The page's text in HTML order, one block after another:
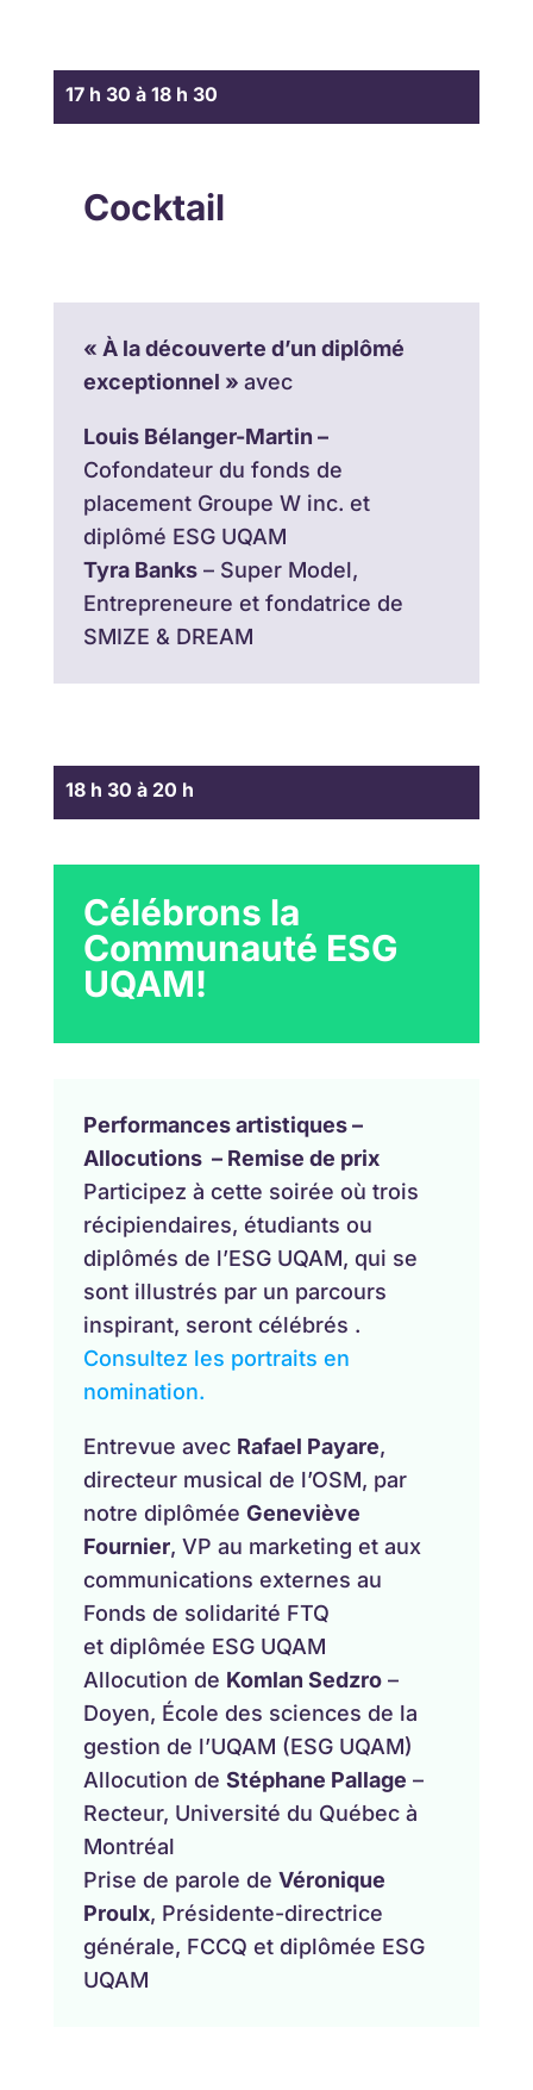
17 h 30 à 18 h 30
Cocktail
« À la découverte d’un diplômé
exceptionnel » avec
Louis Bélanger-Martin –
Cofondateur du fonds de
placement Groupe W inc. et
diplômé ESG UQAM
Tyra Banks– Super Model,
Entrepreneure etfondatrice de
SMIZE & DREAM
18 h 30 à 20 h
Célébrons la
Communauté ESG
UQAM!
Performances artistiques –
Allocutions – Remise de prix
Participez à cette soirée où trois
récipiendaires, étudiants ou
diplômés de l’ESG UQAM, qui se
sont illustrés par un parcours
inspirant, seront célébrés .
Consultez les portraits en
nomination.
Entrevue avec Rafael Payare,
directeur musical de l’OSM, par
notre diplômée Geneviève
Fournier, VP au marketing et aux
communications externes au
Fonds de solidarité FTQ
et diplômée ESG UQAM
Allocution de Komlan Sedzro–
Doyen, École des sciences de la
gestion de l’UQAM (ESG UQAM)
Allocution de Stéphane Pallage –
Recteur, Université du Québec à
Montréal
Prise de parole de Véronique
Proulx, Présidente-directrice
générale, FCCQ et diplômée ESG
UQAM